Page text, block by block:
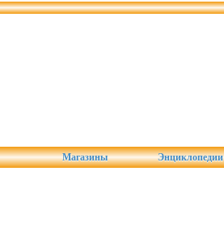
Магазины Энциклопедии